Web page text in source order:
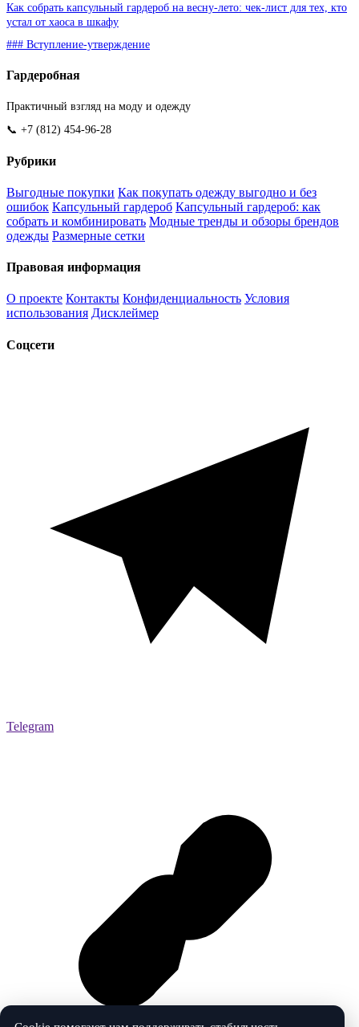
Как собрать капсульный гардероб на весну-лето: чек-лист для тех, кто
устал от хаоса в шкафу
### Вступление-утверждение
Гардеробная
Практичный взгляд на моду и одежду
📞 +7 (812) 454-96-28
Рубрики
Выгодные покупки Как покупать одежду выгодно и без
ошибок Капсульный гардероб Капсульный гардероб: как
собрать и комбинировать Модные тренды и обзоры брендов
одежды Размерные сетки
Правовая информация
О проекте Контакты Конфиденциальность Условия
использования Дисклеймер
Соцсети
Telegram